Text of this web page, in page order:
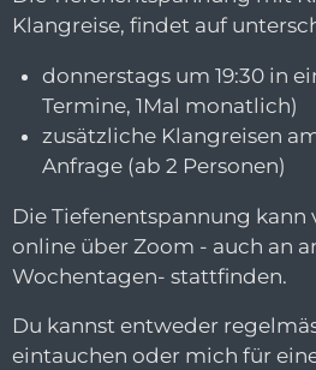
Klangreise, findet auf
donnerstags um 19:30 in
Termine, 1Mal monatlich)
zusätzliche Klangreisen
Anfrage (ab 2 Personen)
Die Tiefenentspannung kann
online über Zoom - auch an
Wochentagen- stattfinden.
Du kannst entweder
eintauchen oder mich für